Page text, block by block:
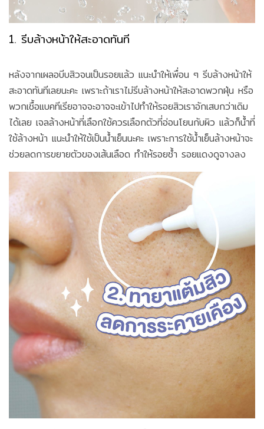
1. รีบล้างหน้าให้สะอาดทันที
หลังจากเผลอบีบสิวจนเป็นรอยแล้ว แนะนำให้เพื่อน ๆ รีบล้างหน้าให้
สะอาดทันทีเลยนะคะ เพราะถ้าเราไม่รีบล้างหน้าให้สะอาดพวกฝุ่น หรือ
พวกเชื้อแบคทีเรียอาจจะอาจจะเข้าไปทำให้รอยสิวเราอักเสบกว่าเดิม
ได้เลย เจลล้างหน้าที่เลือกใช้ควรเลือกตัวที่อ่อนโยนกับผิว แล้วก็น้ำที่
ใช้ล้างหน้า แนะนำให้ใช้เป็นน้ำเย็นนะคะ เพราะการใช้น้ำเย็นล้างหน้าจะ
ช่วยลดการขยายตัวของเส้นเลือด ทำให้รอยช้ำ รอยแดงดูจางลง